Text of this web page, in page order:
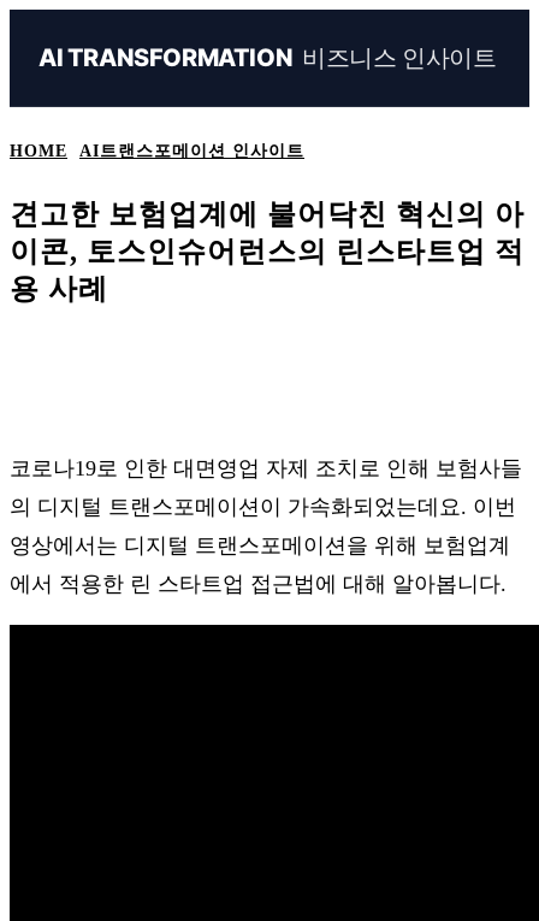
AI TRANSFORMATION 비즈니스 인사이트
HOME AI트랜스포메이션 인사이트
견고한 보험업계에 불어닥친 혁신의 아
이콘, 토스인슈어런스의 린스타트업 적
용 사례
코로나19로 인한 대면영업 자제 조치로 인해 보험사들
의 디지털 트랜스포메이션이 가속화되었는데요. 이번
영상에서는 디지털 트랜스포메이션을 위해 보험업계
에서 적용한 린 스타트업 접근법에 대해 알아봅니다.